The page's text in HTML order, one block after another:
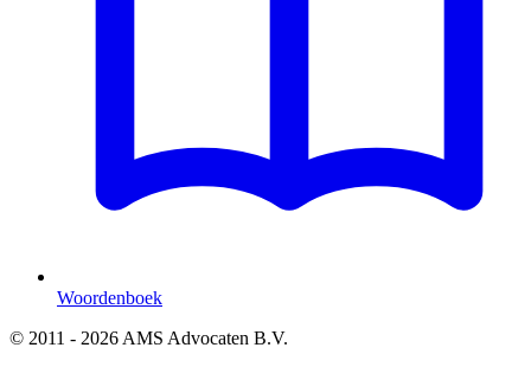
Woordenboek
© 2011 - 2026 AMS Advocaten B.V.